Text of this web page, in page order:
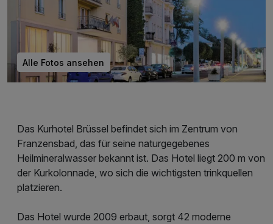
Alle Fotos ansehen
Das Kurhotel Brüssel befindet sich im Zentrum von
Franzensbad, das für seine naturgegebenes
Heilmineralwasser bekannt ist. Das Hotel liegt 200 m von
der Kurkolonnade, wo sich die wichtigsten trinkquellen
platzieren.
Das Hotel wurde 2009 erbaut, sorgt 42 moderne